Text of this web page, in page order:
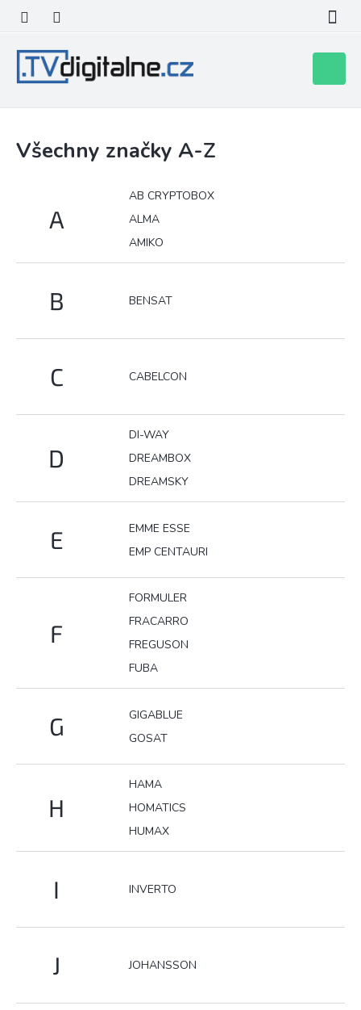
obsah
košík
Všechny značky A-Z
A
AB CRYPTOBOX
ALMA
AMIKO
B BENSAT
C CABELCON
D
DI-WAY
DREAMBOX
DREAMSKY
E
EMME ESSE
EMP CENTAURI
F
FORMULER
FRACARRO
FREGUSON
FUBA
G
GIGABLUE
GOSAT
H
HAMA
HOMATICS
HUMAX
I INVERTO
J JOHANSSON